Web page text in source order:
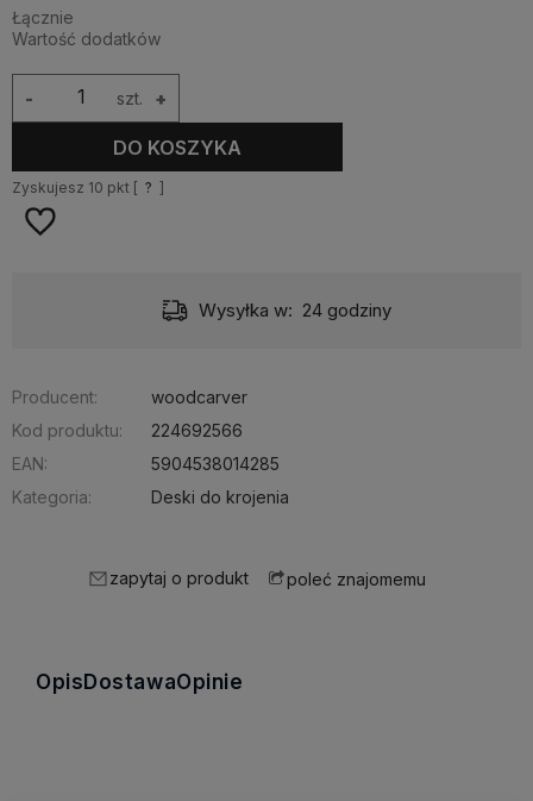
Łącznie
Wartość dodatków
szt. +
-
DO KOSZYKA
Zyskujesz 10 pkt [ ? ]
od 11,99 zł - GLS Bliżej Ciebie – Automaty Orlen Paczka 24/7 i punkty odbioru
Producent:
woodcarver
Kod produktu:
224692566
EAN:
5904538014285
Kategoria:
Deski do krojenia
zapytaj o produkt poleć znajomemu
Opis DostawaOpinie